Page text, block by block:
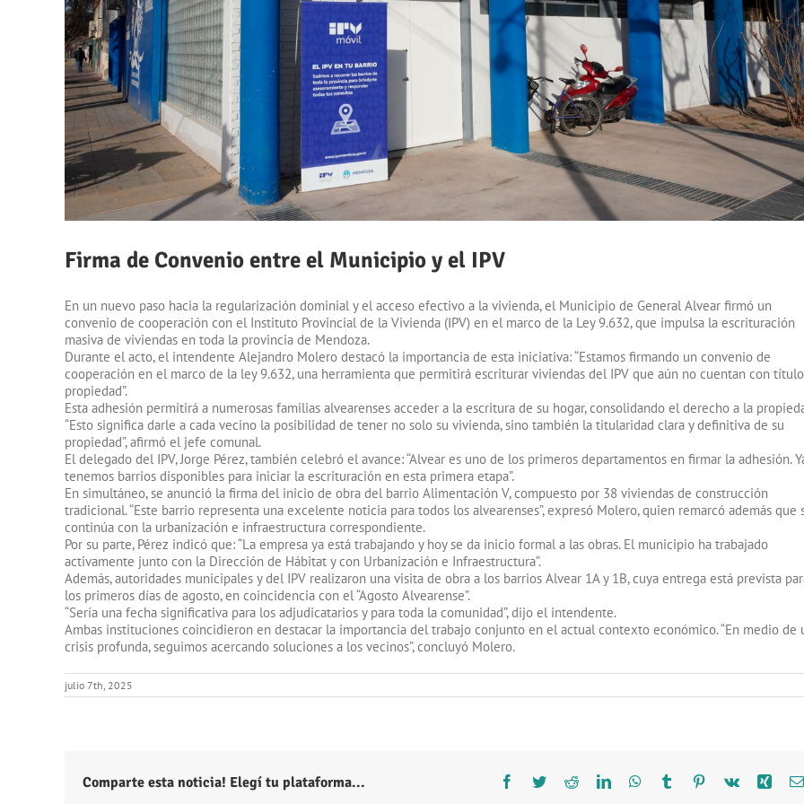
Firma de Convenio entre el Municipio y el IPV
En un nuevo paso hacia la regularización dominial y el acceso efectivo a la vivienda, el Municipio de General Alvear firmó un
convenio de cooperación con el Instituto Provincial de la Vivienda (IPV) en el marco de la Ley 9.632, que impulsa la escrituración
masiva de viviendas en toda la provincia de Mendoza.
Durante el acto, el intendente Alejandro Molero destacó la importancia de esta iniciativa: “Estamos firmando un convenio de
cooperación en el marco de la ley 9.632, una herramienta que permitirá escriturar viviendas del IPV que aún no cuentan con
propiedad”.
Esta adhesión permitirá a numerosas familias alvearenses acceder a la escritura de su hogar, consolidando el derecho a la
“Esto significa darle a cada vecino la posibilidad de tener no solo su vivienda, sino también la titularidad clara y definitiva de su
propiedad”, afirmó el jefe comunal.
El delegado del IPV, Jorge Pérez, también celebró el avance: “Alvear es uno de los primeros departamentos en firmar la adhesión.
tenemos barrios disponibles para iniciar la escrituración en esta primera etapa”.
En simultáneo, se anunció la firma del inicio de obra del barrio Alimentación V, compuesto por 38 viviendas de construcción
tradicional. “Este barrio representa una excelente noticia para todos los alvearenses”, expresó Molero, quien remarcó además que
continúa con la urbanización e infraestructura correspondiente.
Por su parte, Pérez indicó que: “La empresa ya está trabajando y hoy se da inicio formal a las obras. El municipio ha trabajado
activamente junto con la Dirección de Hábitat y con Urbanización e Infraestructura”.
Además, autoridades municipales y del IPV realizaron una visita de obra a los barrios Alvear 1A y 1B, cuya entrega está prevista
los primeros días de agosto, en coincidencia con el “Agosto Alvearense”.
“Sería una fecha significativa para los adjudicatarios y para toda la comunidad”, dijo el intendente.
Ambas instituciones coincidieron en destacar la importancia del trabajo conjunto en el actual contexto económico. “En medio de
crisis profunda, seguimos acercando soluciones a los vecinos”, concluyó Molero.
julio 7th, 2025
Comparte esta noticia! Elegí tu plataforma... Facebook
TwitterRedditLinkedInWhatsApp
Tumblr Pinterest
Vk Xing